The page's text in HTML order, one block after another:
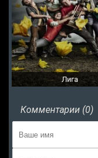
Лига
Комментарии (0)